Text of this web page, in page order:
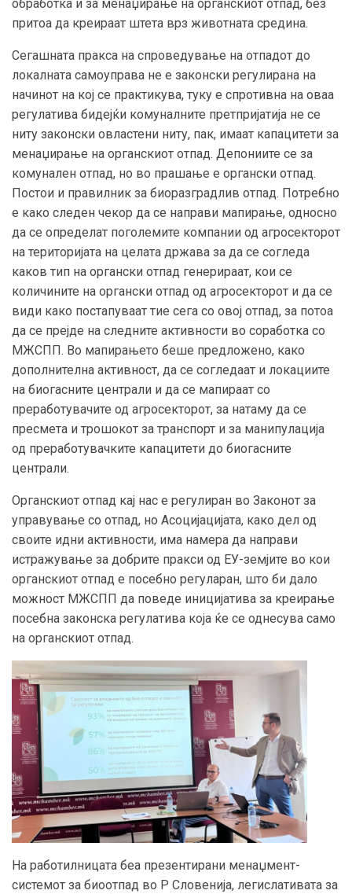
обработка и за менаџирање на органскиот отпад, без
притоа да креираат штета врз животната средина.
Сегашната пракса на спроведување на отпадот до
локалната самоуправа не е законски регулирана на
начинот на кој се практикува, туку е спротивна на оваа
регулатива бидејќи комуналните претпријатија не се
ниту законски овластени ниту, пак, имаат капацитети за
менаџирање на органскиот отпад. Депониите се за
комунален отпад, но во прашање е органски отпад.
Постои и правилник за биоразградлив отпад. Потребно
е како следен чекор да се направи мапирање, односно
да се определат поголемите компании од агросекторот
на територијата на целата држава за да се согледа
каков тип на органски отпад генерираат, кои се
количините на органски отпад од агросекторот и да се
види како постапуваат тие сега со овој отпад, за потоа
да се прејде на следните активности во соработка со
МЖСПП. Во мапирањето беше предложено, како
дополнителна активност, да се согледаат и локациите
на биогасните централи и да се мапираат со
преработувачите од агросекторот, за натаму да се
пресмета и трошокот за транспорт и за манипулација
од преработувачките капацитети до биогасните
централи.
Органскиот отпад кај нас е регулиран во Законот за
управување со отпад, но Асоцијацијата, како дел од
своите идни активности, има намера да направи
истражување за добрите пракси од ЕУ-земјите во кои
органскиот отпад е посебно регуларан, што би дало
можност МЖСПП да поведе иницијатива за креирање
посебна законска регулатива која ќе се однесува само
на органскиот отпад.
На работилницата беа презентирани менаџмент-
системот за биоотпад во Р Словенија, легислативата за